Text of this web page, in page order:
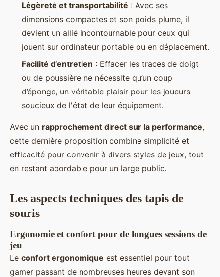
Légèreté et transportabilité : Avec ses
dimensions compactes et son poids plume, il
devient un allié incontournable pour ceux qui
jouent sur ordinateur portable ou en déplacement.
Facilité d’entretien : Effacer les traces de doigt
ou de poussière ne nécessite qu’un coup
d’éponge, un véritable plaisir pour les joueurs
soucieux de l'état de leur équipement.
Avec un rapprochement direct sur la performance,
cette dernière proposition combine simplicité et
efficacité pour convenir à divers styles de jeux, tout
en restant abordable pour un large public.
Les aspects techniques des tapis de
souris
Ergonomie et confort pour de longues sessions de
jeu
Le confort ergonomique est essentiel pour tout
gamer passant de nombreuses heures devant son